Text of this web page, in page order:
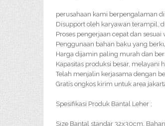
perusahaan kami berpengalaman
Disupport oleh karyawan terampil,
Proses pengerjaan cepat dan sesuai
Penggunaan bahan baku yang
Harga dijamin paling murah dan
Kapasitas produksi besar,
Telah menjalin kerjasama dengan
Gratis ongkos kirim untuk area
Spesifikasi Produk Bantal Leher ;
Size Bantal standar 32x30cm,